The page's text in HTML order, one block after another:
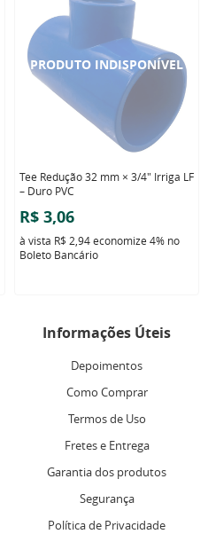
Tee Redução 32 mm × 3/4" Irriga LF
– Duro PVC
R$ 3,06
à vista R$ 2,94economize 4% no
Boleto Bancário
Informações Úteis
Depoimentos
Como Comprar
Termos de Uso
Fretes e Entrega
Garantia dos produtos
Segurança
Política de Privacidade